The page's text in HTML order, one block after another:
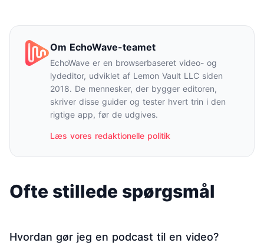
Om EchoWave-teamet
EchoWave er en browserbaseret video- og
lydeditor, udviklet af Lemon Vault LLC siden
2018. De mennesker, der bygger editoren,
skriver disse guider og tester hvert trin i den
rigtige app, før de udgives.
Læs vores redaktionelle politik
Ofte stillede spørgsmål
Hvordan gør jeg en podcast til en video?